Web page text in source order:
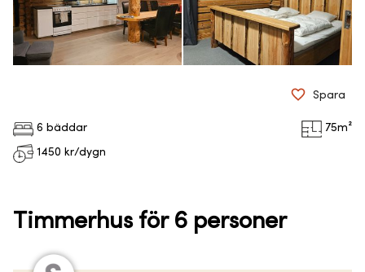
6 bäddar 75m²
1450 kr/dygn
Spara
Timmerhus för 6 personer